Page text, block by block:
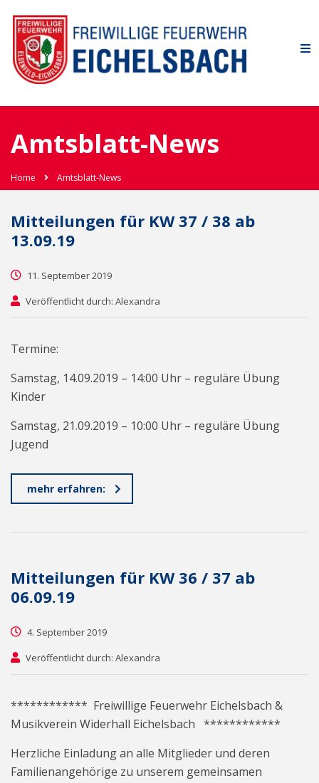
Amtsblatt-News
Home Amtsblatt-News
Mitteilungen für KW 37 / 38 ab
13.09.19
11. September 2019
Veröffentlicht durch: Alexandra
Termine:
Samstag, 14.09.2019 – 14:00 Uhr – reguläre Übung
Kinder
Samstag, 21.09.2019 – 10:00 Uhr – reguläre Übung
Jugend
mehr erfahren:
Mitteilungen für KW 36 / 37 ab
06.09.19
4. September 2019
Veröffentlicht durch: Alexandra
************ Freiwillige Feuerwehr Eichelsbach &
Musikverein Widerhall Eichelsbach ************
Herzliche Einladung an alle Mitglieder und deren
Familienangehörige zu unserem gemeinsamen